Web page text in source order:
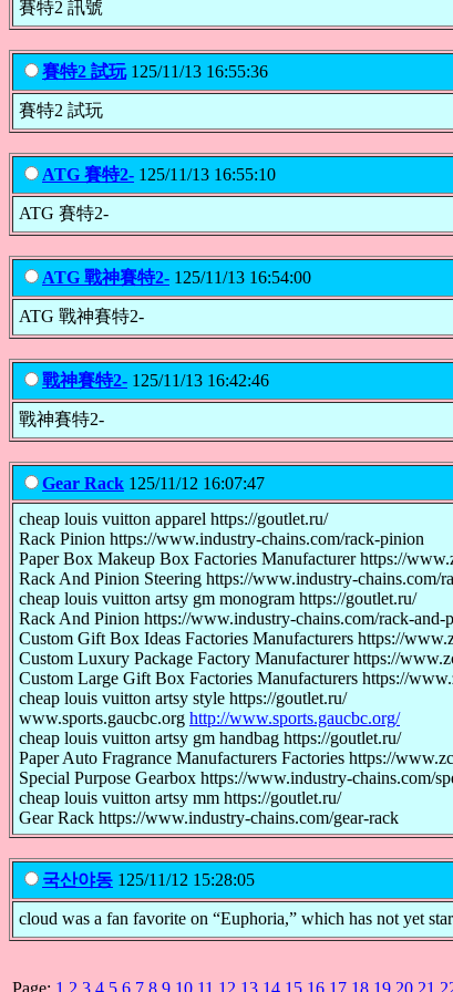
賽特2 訊號
賽特2 試玩125/11/13 16:55:36
賽特2 試玩
ATG 賽特2- 125/11/13 16:55:10
ATG 賽特2-
ATG 戰神賽特2- 125/11/13 16:54:00
ATG 戰神賽特2-
戰神賽特2- 125/11/13 16:42:46
戰神賽特2-
Gear Rack 125/11/12 16:07:47
cheap louis vuitton apparel https://goutlet.ru/
Rack Pinion https://www.industry-chains.com/rack-pinion
Paper Box Makeup Box Factories Manufacturer https://
Rack And Pinion Steering https://www.industry-chains.com/
cheap louis vuitton artsy gm monogram https://goutlet.ru/
Rack And Pinion https://www.industry-chains.com/rack-and-
Custom Gift Box Ideas Factories Manufacturers https://
Custom Luxury Package Factory Manufacturer https://
Custom Large Gift Box Factories Manufacturers https://
cheap louis vuitton artsy style https://goutlet.ru/
www.sports.gaucbc.org http://www.sports.gaucbc.org/
cheap louis vuitton artsy gm handbag https://goutlet.ru/
Paper Auto Fragrance Manufacturers Factories https://
Special Purpose Gearbox https://www.industry-chains.com/
cheap louis vuitton artsy mm https://goutlet.ru/
Gear Rack https://www.industry-chains.com/gear-rack
국산야동 125/11/12 15:28:05
cloud was a fan favorite on “Euphoria,” which has not yet
Page: 1 2 3 4 5 6 7 8 9 10 11 12 13 14 15 16 17 18 19 20 21